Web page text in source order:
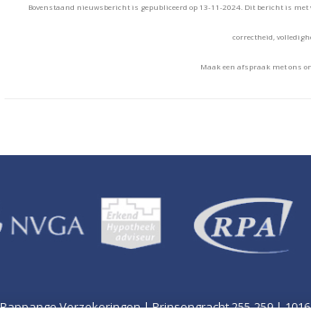
Bovenstaand nieuwsbericht is gepubliceerd op 13-11-2024. Dit bericht is
correctheid,
Maak een afspraak met ons
Verzekeringen | Prinsengracht 255-259 |